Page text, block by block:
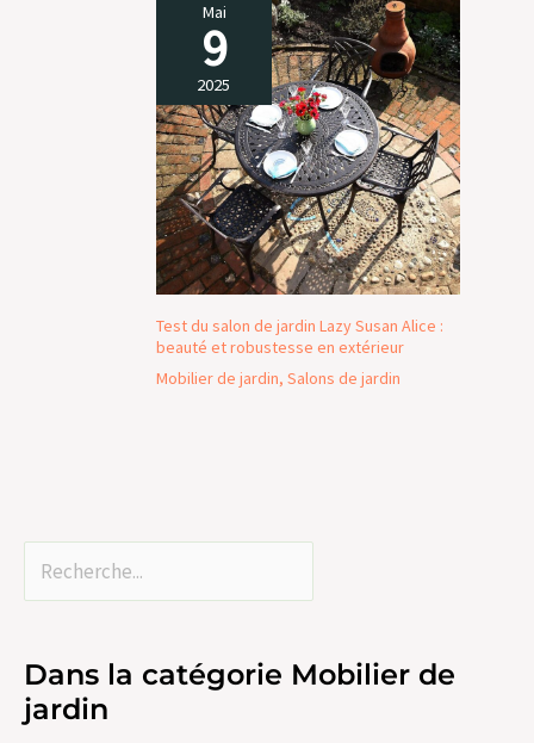
Mai
9
2025
Test du salon de jardin Lazy Susan Alice :
beauté et robustesse en extérieur
Mobilier de jardin, Salons de jardin
Dans la catégorie Mobilier de
jardin